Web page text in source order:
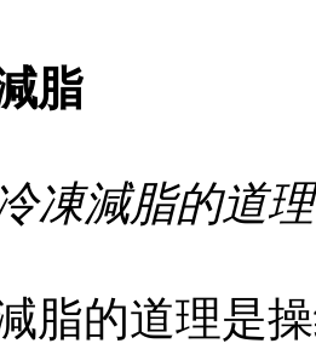
脂
凍減脂的道理
脂的道理是